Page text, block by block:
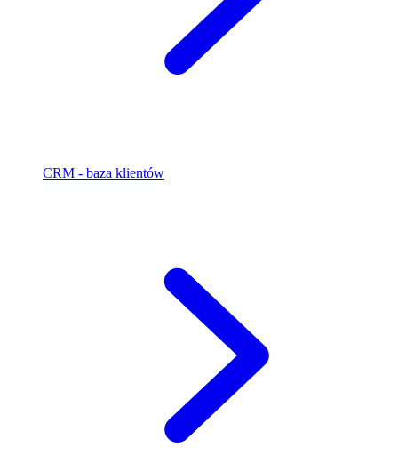
CRM - baza klientów